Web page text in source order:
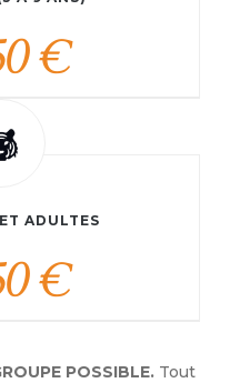
€
ADULTES
€
POSSIBLE. Tout